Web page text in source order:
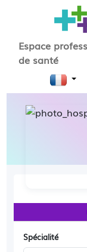
Espace
de santé
Spécialité